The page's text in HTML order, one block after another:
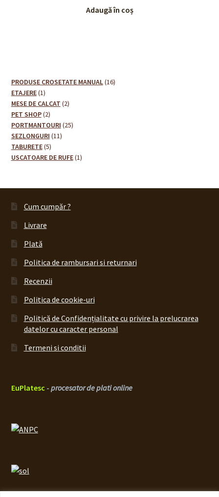
a
Adaugă în coș
PRODUSE CROSETATE MANUAL 1616
ETAJERE 11
produs
MESE DE CALCAT 22
PET SHOP 22
produse
PORTMANTOURI 2525
SEZLONGURI 1111
TABURETE 55
produse
USCATOARE DE RUFE 11
Cum cumpăr ?
Livrare
Plată
Politica de rambursari si returnari
Recenzii
Politica de cookie-uri
Politică de Confidențialitate cu privire la prelucrarea
datelor cu caracter personal
Termeni si conditii
EuPlatesc - procesator de plati online